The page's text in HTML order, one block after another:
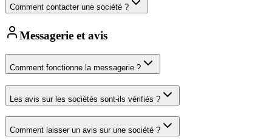
Comment contacter une société ?
Messagerie et avis
Comment fonctionne la messagerie ?
Les avis sur les sociétés sont-ils vérifiés ?
Comment laisser un avis sur une société ?